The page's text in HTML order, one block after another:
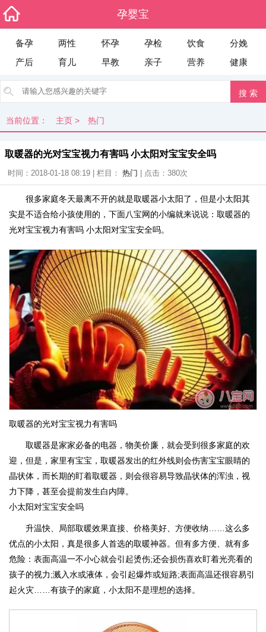
孕婴宝
备孕 两性 怀孕 孕检 饮食
分娩
产后
育儿 早教 亲子 营养 健康
当前位置： 主页 > 热门
取暖器的光对宝宝视力有害吗 小太阳对宝宝安全吗
时间：2018-01-18 08:19 | 栏目： 热门 | 点击： 380次
很多家庭冬天最离不开的就是取暖器小太阳了，但是小太阳其
实是不适合给小孩使用的，下面八宝网的小编就来说说：取暖器的
光对宝宝视力有害吗 小太阳对宝宝安全吗。
取暖器的光对宝宝视力有害吗
取暖器是家家必备的电器，物美价廉，就会受到很多家庭的欢
迎，但是，家里有宝宝，取暖器发出的红外线则会伤害宝宝眼睛的
晶状体，而长期的盯着取暖器，则会很容易导致晶状体的浑浊，视
力下降，甚至会提前发生白内障。
小太阳对宝宝安全吗
升温快、局部取暖效果直接、价格美好、方便收纳……这么多
优点的小太阳，真是很多人首选的取暖神器。但有多方便、就有多
危险：表面高温一不小心就会引起烫伤;还会损伤喜欢盯着光亮看的
孩子的视力;溅入水或液体，会引起爆炸或短路;表面高温还很容易引
起火灾……有孩子的家庭，小太阳不是理想的选择。